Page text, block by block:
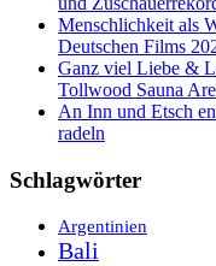
Hsipaw
Shanstate
Menschlichkeit als
Deutschen Films
Ganz viel Liebe &
Tollwood Sauna
An Inn und Etsch
radeln
Schlagwörter
Argentinien
Bali